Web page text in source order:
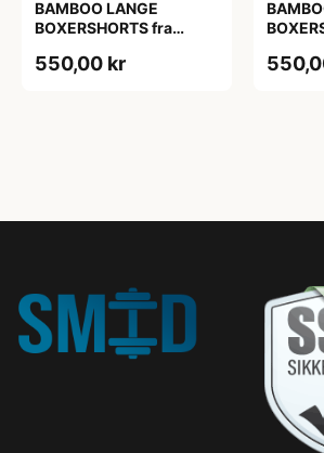
BAMBOO LANGE
BOXERSHORTS fra
Sort/Rød | Grå | Hvid 6-
550,00 kr
Sort/